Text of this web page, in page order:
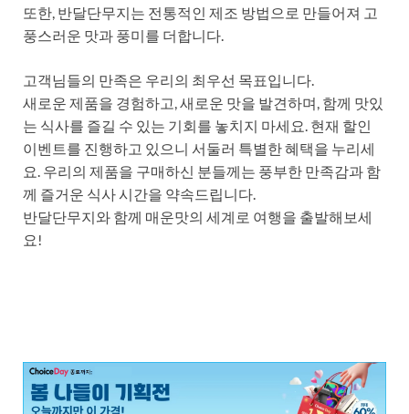
또한, 반달단무지는 전통적인 제조 방법으로 만들어져 고
풍스러운 맛과 풍미를 더합니다.
고객님들의 만족은 우리의 최우선 목표입니다.
새로운 제품을 경험하고, 새로운 맛을 발견하며, 함께 맛있
는 식사를 즐길 수 있는 기회를 놓치지 마세요. 현재 할인
이벤트를 진행하고 있으니 서둘러 특별한 혜택을 누리세
요. 우리의 제품을 구매하신 분들께는 풍부한 만족감과 함
께 즐거운 식사 시간을 약속드립니다.
반달단무지와 함께 매운맛의 세계로 여행을 출발해보세
요!